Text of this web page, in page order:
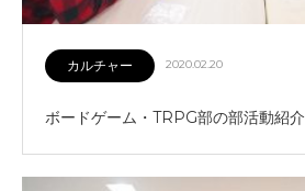
カルチャー 2020.02.20
ボードゲーム・TRPG部の部活動紹介